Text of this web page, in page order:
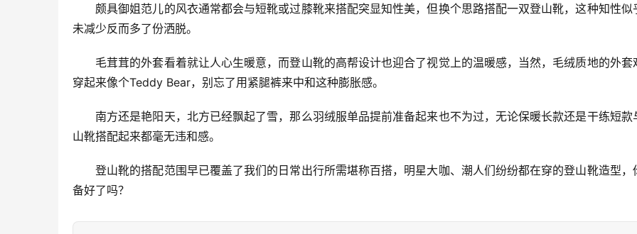
颇具御姐范儿的风衣通常都会与短靴或过膝靴来搭配突显知性美，但换个思路搭配一双登山靴，这种知性似
未减少反而多了份洒脱。
毛茸茸的外套看着就让人心生暖意，而登山靴的高帮设计也迎合了视觉上的温暖感，当然，毛绒质地的外套
穿起来像个Teddy Bear，别忘了用紧腿裤来中和这种膨胀感。
南方还是艳阳天，北方已经飘起了雪，那么羽绒服单品提前准备起来也不为过，无论保暖长款还是干练短款
山靴搭配起来都毫无违和感。
登山靴的搭配范围早已覆盖了我们的日常出行所需堪称百搭，明星大咖、潮人们纷纷都在穿的登山靴造型，
备好了吗？